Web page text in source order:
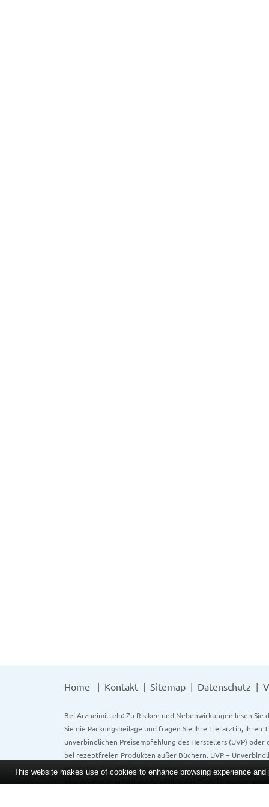
Home Kontakt Sitemap Datenschutz
Bei Arzneimitteln: Zu Risiken und Nebenwirkungen lesen
Sie die Packungsbeilage und fragen Sie Ihre Tierärztin,
unverbindlichen Preisempfehlung des Herstellers (UVP)
bei rezeptfreien Produkten außer Büchern. UVP =
Hersteller. Der AVP ist ein von den Apotheken selbst in
This website makes use of cookies to enhance browsing experience